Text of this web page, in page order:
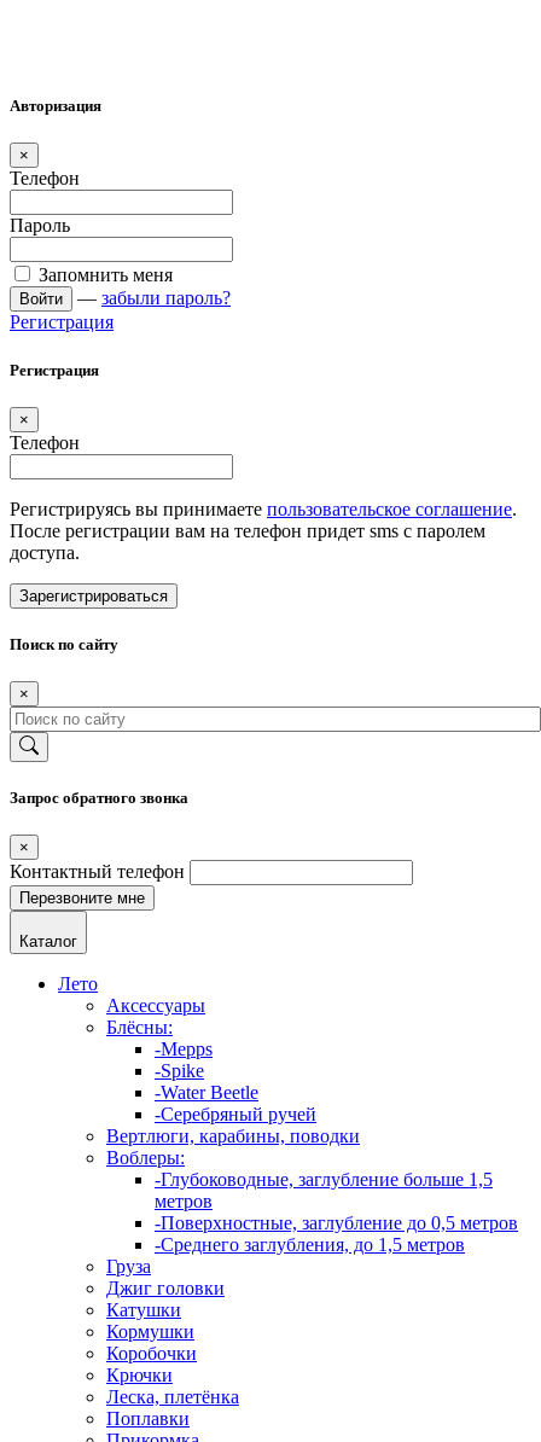
Авторизация
×
Телефон
Пароль
Запомнить меня
Войти — забыли пароль?
Регистрация
Регистрация
×
Телефон
Регистрируясь вы принимаете пользовательское соглашение.
После регистрации вам на телефон придет sms с паролем
доступа.
Зарегистрироваться
Поиск по сайту
×
Запрос обратного звонка
×
Контактный телефон
Каталог
Лето
Аксессуары
Блёсны:
-Mepps
-Spike
-Water Beetle
-Серебряный ручей
Вертлюги, карабины, поводки
Воблеры:
-Глубоководные, заглубление больше 1,5
метров
-Поверхностные, заглубление до 0,5 метров
-Среднего заглубления, до 1,5 метров
Груза
Джиг головки
Катушки
Кормушки
Коробочки
Крючки
Леска, плетёнка
Поплавки